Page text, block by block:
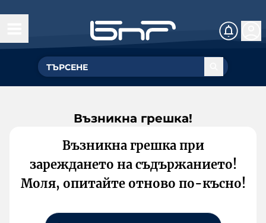
Възникна грешка!
Възникна грешка при
зареждането на съдържанието!
Моля, опитайте отново по-късно!